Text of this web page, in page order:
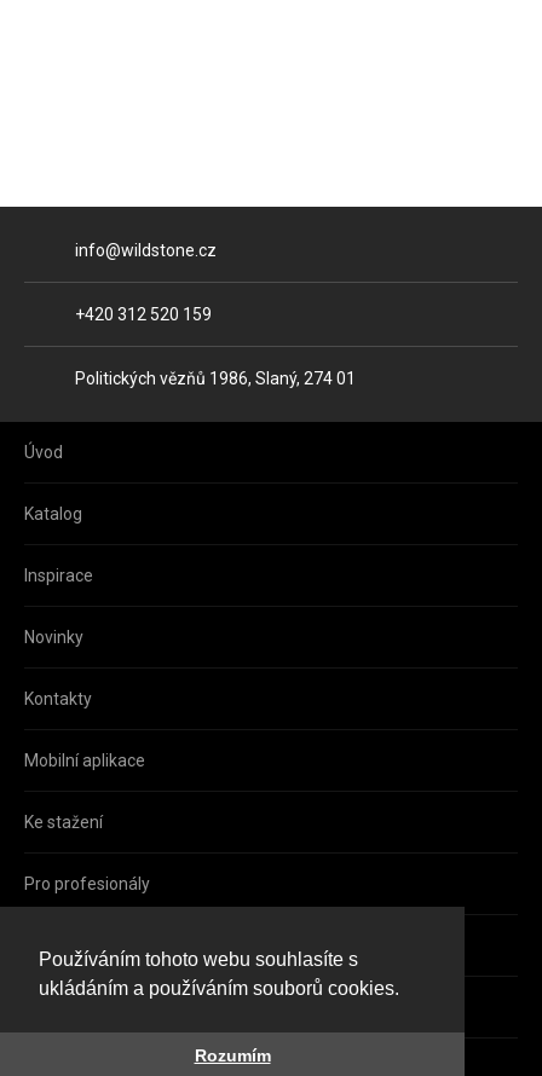
Používáním tohoto webu souhlasíte s
ukládáním a používáním souborů cookies.
Rozumím
E-mail
info@wildstone.cz
Telefon
+420 312 520 159
Adresa
Politických vězňů 1986, Slaný, 274 01
Copyright © 2000–2026 Wildstone
Úvod
Katalog
Inspirace
Novinky
Kontakty
Mobilní aplikace
Ke stažení
Pro profesionály